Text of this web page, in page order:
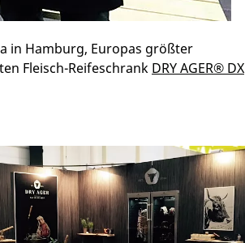
in Hamburg, Europas größter
Fleisch-Reifeschrank DRY AGER® DX